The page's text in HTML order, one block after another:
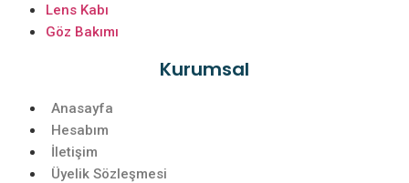
Lens Kabı
Göz Bakımı
Kurumsal
Anasayfa
Hesabım
İletişim
Üyelik Sözleşmesi